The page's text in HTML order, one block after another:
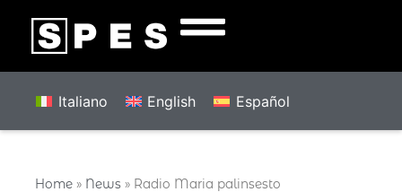
Italiano English Español
Home » News » Radio Maria palinsesto